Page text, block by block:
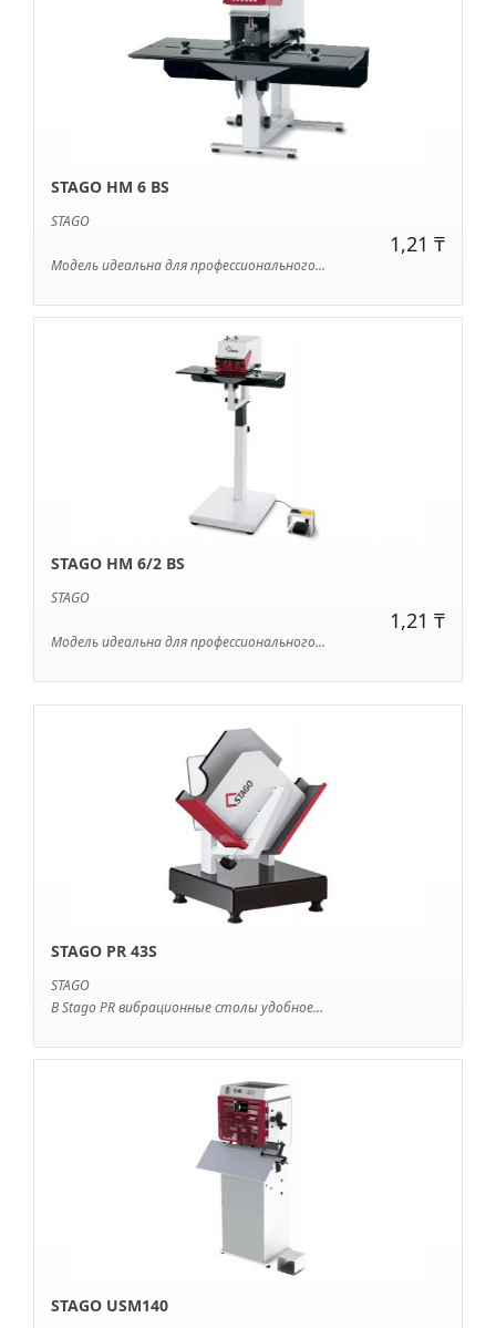
STAGO HM 6 BS
STAGO
1,21 ₸
Модель идеальна для профессионального...
STAGO HM 6/2 BS
STAGO
1,21 ₸
Модель идеальна для профессионального...
STAGO PR 43S
STAGO
В Stago PR вибрационные столы удобное...
STAGO USM140